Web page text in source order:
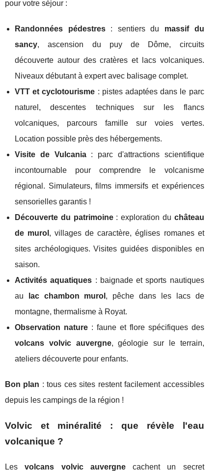
pour votre séjour :
Randonnées pédestres: sentiers du massif du
sancy, ascension du puy de Dôme, circuits
découverte autour des cratères et lacs volcaniques.
Niveaux débutant à expert avec balisage complet.
VTT et cyclotourisme : pistes adaptées dans le parc
naturel, descentes techniques sur les flancs
volcaniques, parcours famille sur voies vertes.
Location possible près des hébergements.
Visite de Vulcania: parc d'attractions scientifique
incontournable pour comprendre le volcanisme
régional. Simulateurs, films immersifs et expériences
sensorielles garantis !
Découverte du patrimoine: exploration du château
de murol , villages de caractère, églises romanes et
sites archéologiques. Visites guidées disponibles en
saison.
Activités aquatiques : baignade et sports nautiques
au
lac chambon murol , pêche dans les lacs de
montagne, thermalisme à Royat.
Observation nature: faune et flore spécifiques des
volcans volvic auvergne, géologie sur le terrain,
ateliers découverte pour enfants.
Bon plan : tous ces sites restent facilement accessibles
depuis les campings de la région !
Volvic et minéralité : que révèle l'eau
volcanique ?
Lesvolcans volvic auvergnecachent un secret